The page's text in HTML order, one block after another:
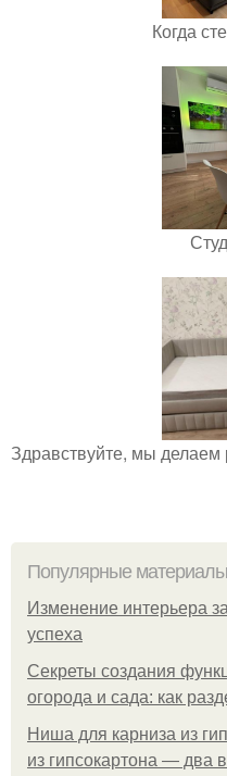
Когда
Здравствуйте, мы делаем
Популярные материалы
Изменение интерьера
успеха
Секреты создания
огорода и сада: как
Ниша для карниза из
из гипсокартона — два